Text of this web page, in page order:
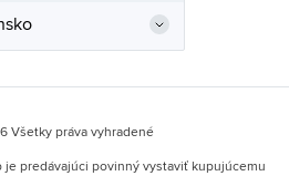
Všetky práva vyhradené
predávajúci povinný vystaviť kupujúcemu